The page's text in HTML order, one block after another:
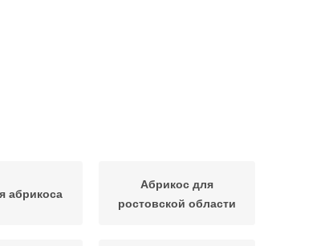
абрикоса
Абрикос для
ростовской области